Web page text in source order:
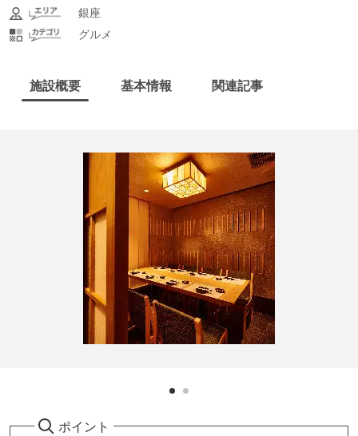
銀座
グルメ
施設概要 基本情報 関連記事
ポイント